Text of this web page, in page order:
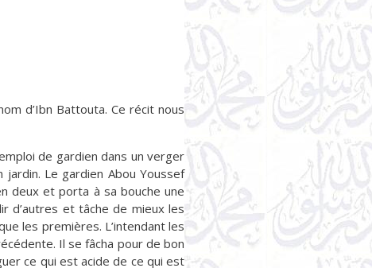
d’Ibn Battouta. Ce récit nous
de gardien dans un verger
Le gardien Abou Youssef
deux et porta à sa bouche une
d’autres et tâche de mieux les
les premières. L’intendant les
Il se fâcha pour de bon
ce qui est acide de ce qui est